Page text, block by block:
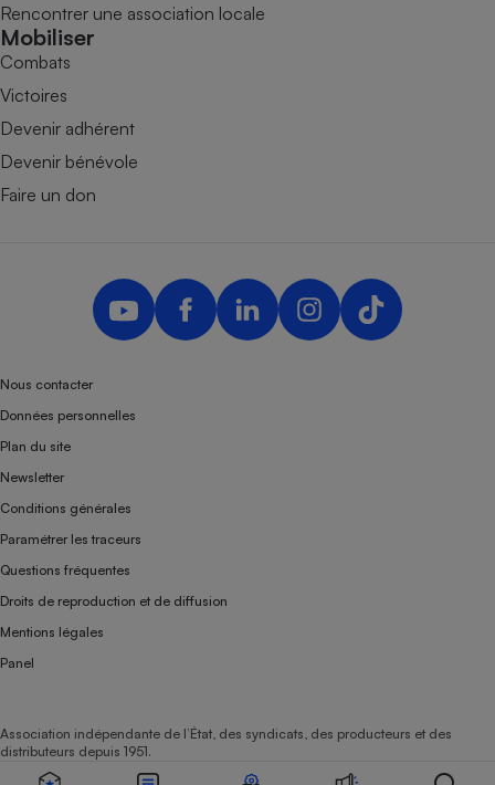
Rencontrer une association locale
Mobiliser
Combats
Victoires
Devenir adhérent
Devenir bénévole
Faire un don
Nous contacter
Données personnelles
Plan du site
Newsletter
Conditions générales
Paramétrer les traceurs
Questions fréquentes
Droits de reproduction et de diffusion
Mentions légales
Panel
Association indépendante de l’État, des syndicats, des producteurs et des
distributeurs depuis 1951.